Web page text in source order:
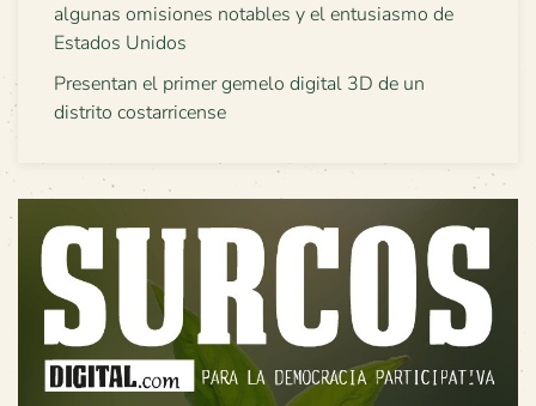
algunas omisiones notables y el entusiasmo de
Estados Unidos
Presentan el primer gemelo digital 3D de un
distrito costarricense